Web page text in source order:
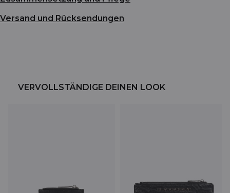
Versand und Rücksendungen
VERVOLLSTÄNDIGE DEINEN LOOK